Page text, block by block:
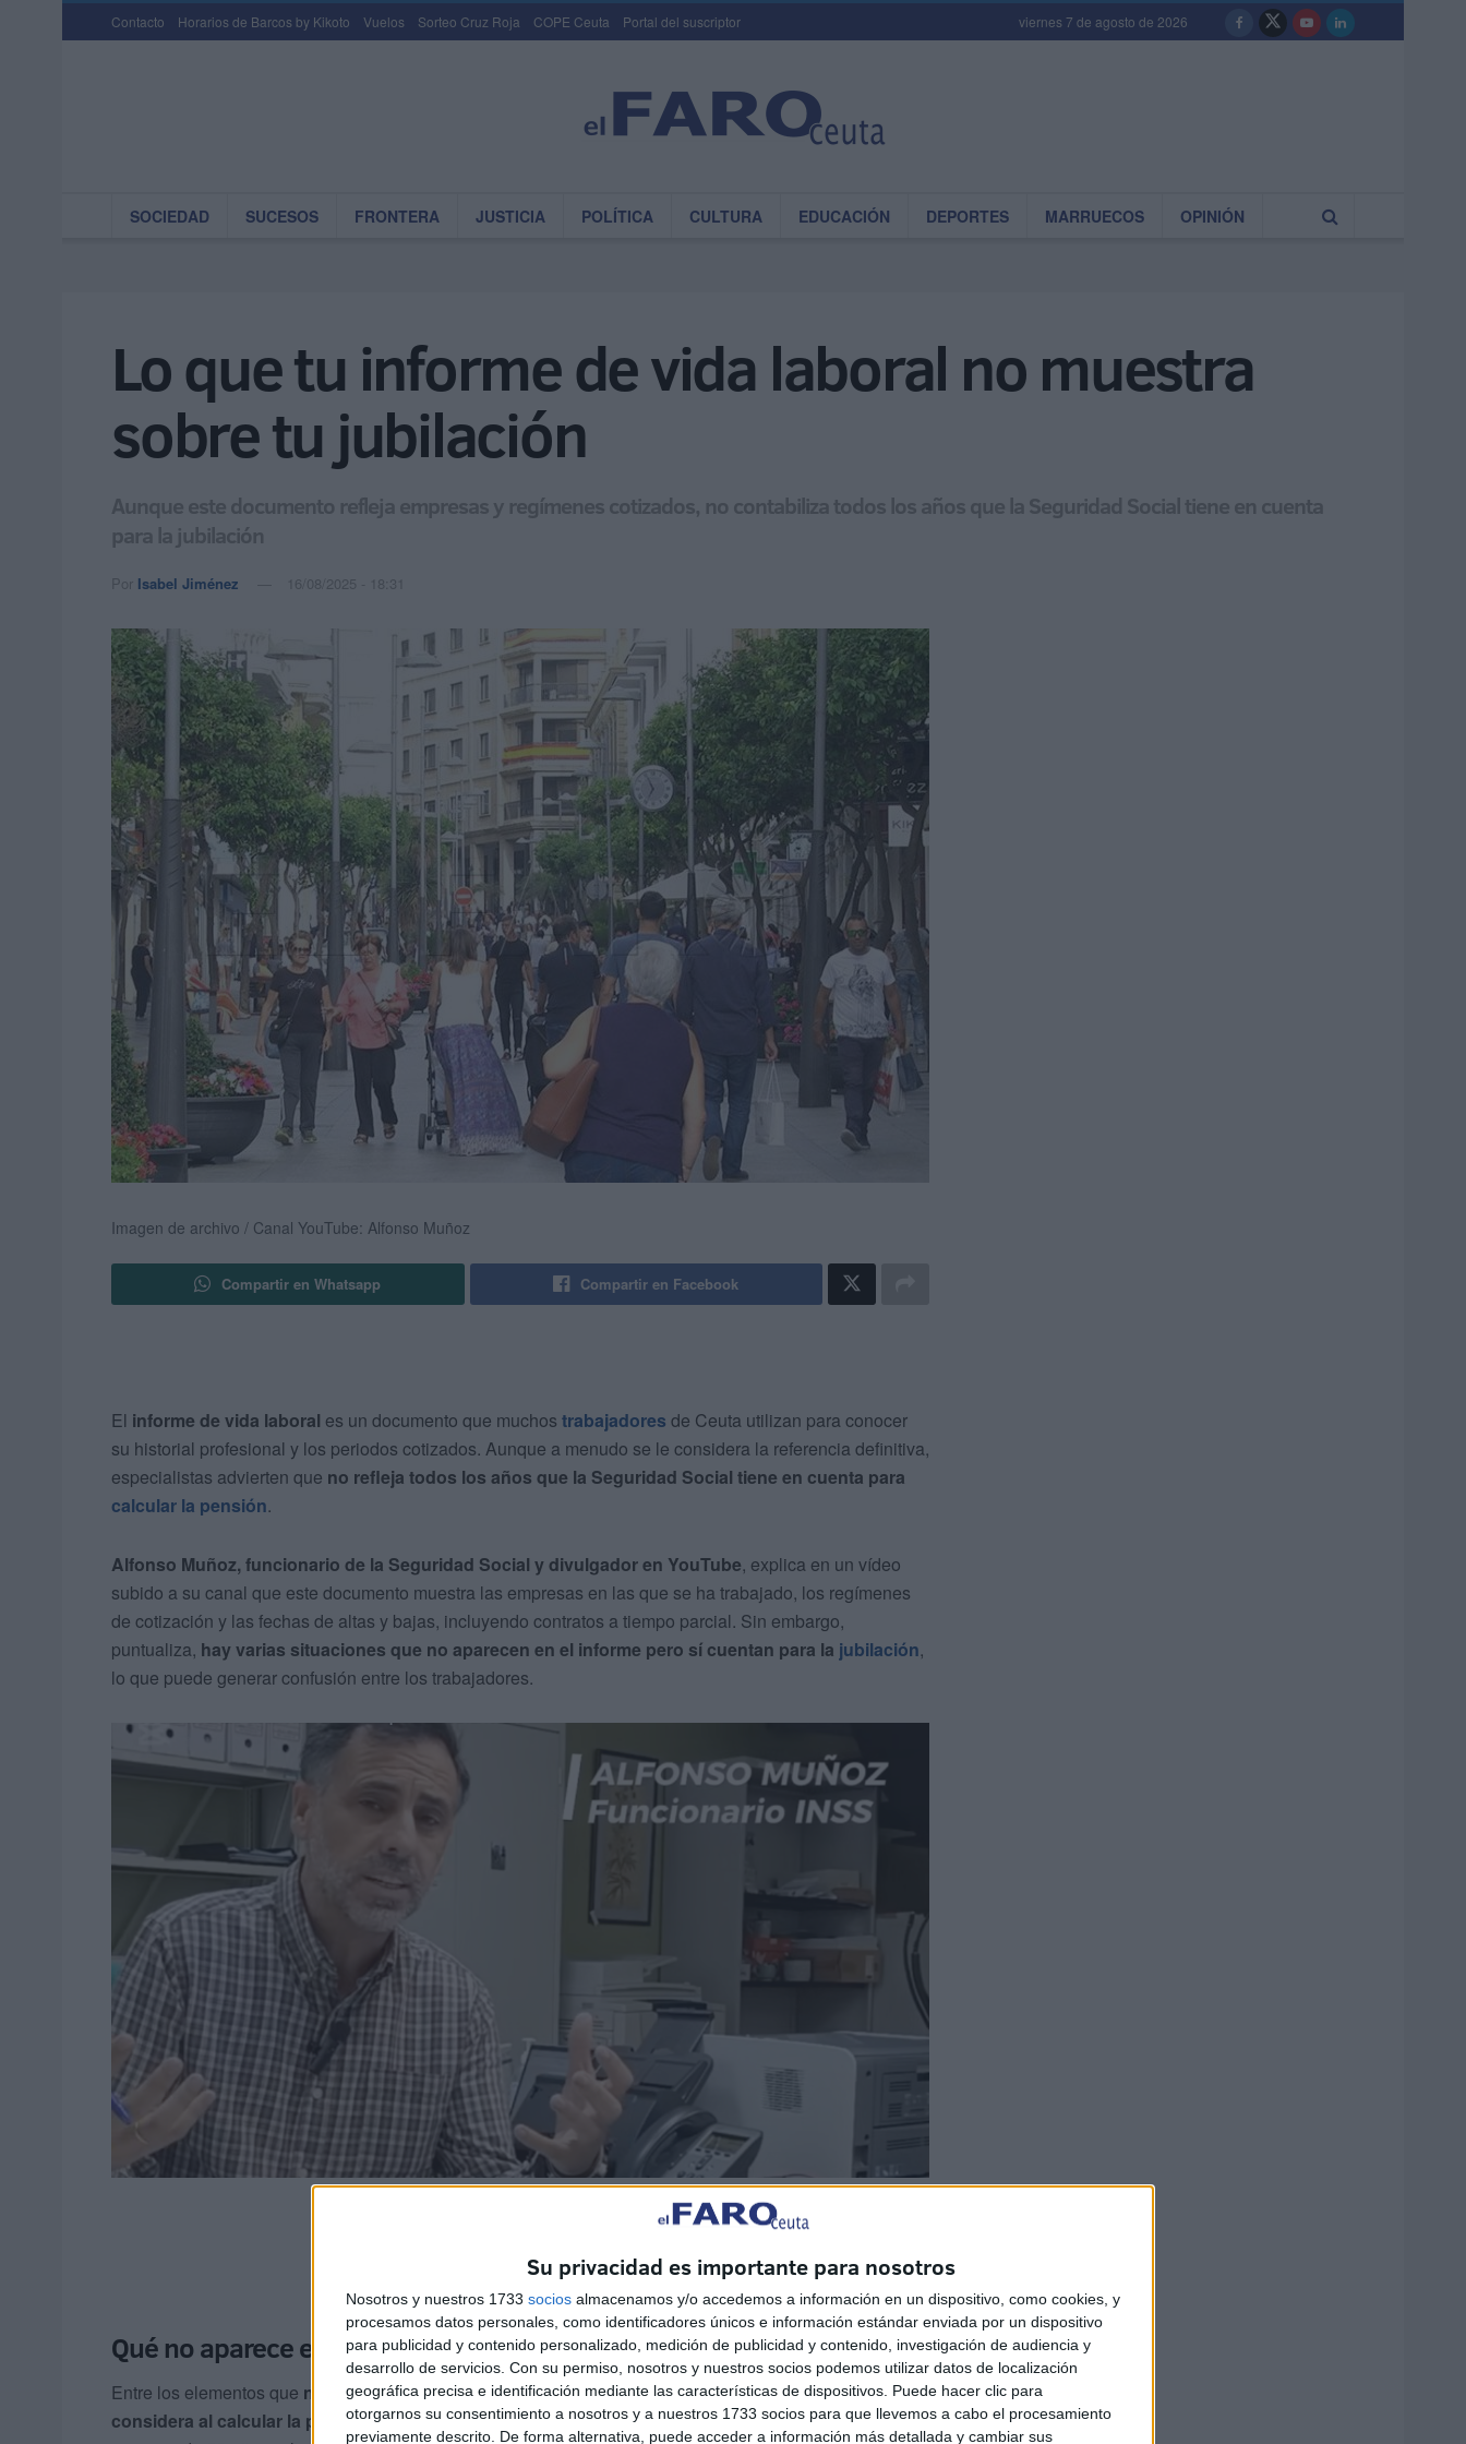
Su privacidad es importante para nosotros
Nosotros y nuestros 1733 socios almacenamos y/o accedemos a información en un dispositivo, como cookies, y
procesamos datos personales, como identificadores únicos e información estándar enviada por un dispositivo
para publicidad y contenido personalizado, medición de publicidad y contenido, investigación de audiencia y
desarrollo de servicios. Con su permiso, nosotros y nuestros socios podemos utilizar datos de localización
geográfica precisa e identificación mediante las características de dispositivos. Puede hacer clic para
otorgarnos su consentimiento a nosotros y a nuestros 1733 socios para que llevemos a cabo el procesamiento
previamente descrito. De forma alternativa, puede acceder a información más detallada y cambiar sus
Contacto Horarios de Barcos by Kikoto Vuelos Sorteo Cruz Roja COPE Ceuta Portal del suscriptor viernes 7 de agosto de 2026
SOCIEDAD SUCESOS FRONTERA JUSTICIA POLÍTICA CULTURA EDUCACIÓN DEPORTES MARRUECOS OPINIÓN
Lo que tu informe de vida laboral no muestra
sobre tu jubilación
Aunque este documento refleja empresas y regímenes cotizados, no contabiliza todos los años que la Seguridad Social tiene en cuenta
para la jubilación
Por Isabel Jiménez 16/08/2025 - 18:31
Imagen de archivo / Canal YouTube: Alfonso Muñoz
Compartir en Whatsapp Compartir en Facebook
El informe de vida laboral es un documento que muchos trabajadores de Ceuta utilizan para conocer
su historial profesional y los periodos cotizados. Aunque a menudo se le considera la referencia definitiva,
especialistas advierten que no refleja todos los años que la Seguridad Social tiene en cuenta para
calcular la pensión.
Alfonso Muñoz, funcionario de la Seguridad Social y divulgador en YouTube, explica en un vídeo
subido a su canal que este documento muestra las empresas en las que se ha trabajado, los regímenes
de cotización y las fechas de altas y bajas, incluyendo contratos a tiempo parcial. Sin embargo,
puntualiza, hay varias situaciones que no aparecen en el informe pero sí cuentan para la jubilación,
lo que puede generar confusión entre los trabajadores.
Qué no aparece en el informe y sí cuenta para la jubilación
Entre los elementos que no se reflejan en el informe de vida laboral, pero que la Seguridad Social
considera al calcular la pensión, están las prestaciones por desempleo contributivo, el subsidio para